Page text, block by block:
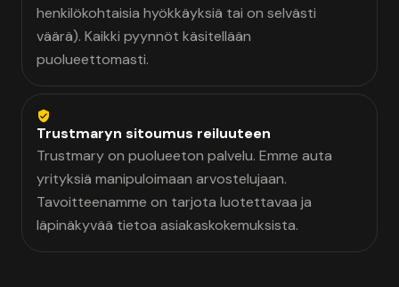
henkilökohtaisia hyökkäyksiä tai on selvästi
väärä). Kaikki pyynnöt käsitellään
puolueettomasti.
Trustmaryn sitoumus reiluuteen
Trustmary on puolueeton palvelu. Emme auta
yrityksiä manipuloimaan arvostelujaan.
Tavoitteenamme on tarjota luotettavaa ja
läpinäkyvää tietoa asiakaskokemuksista.